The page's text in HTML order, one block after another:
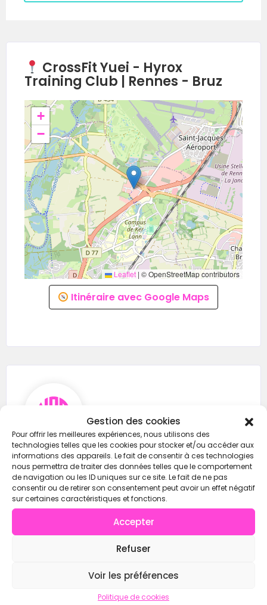
Gestion des cookies
Pour offrir les meilleures expériences, nous utilisons des
technologies telles que les cookies pour stocker et/ou accéder aux
informations des appareils. Le fait de consentir à ces technologies
nous permettra de traiter des données telles que le comportement
de navigation ou les ID uniques sur ce site. Le fait de ne pas
consentir ou de retirer son consentement peut avoir un effet négatif
sur certaines caractéristiques et fonctions.
Accepter
Refuser
Voir les préférences
Politique de cookies
CrossFit Yuei - Hyrox
Training Club | Rennes - Bruz
+
−
Leaflet | © OpenStreetMap contributors
Itinéraire avec Google Maps
0645677392
contact@crossfityuei.com
https://wod-open.com/